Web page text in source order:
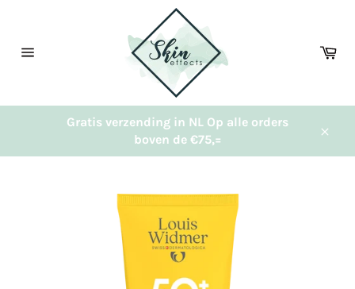
content
Gratis verzending in NL Op alle orders
boven de €75,=